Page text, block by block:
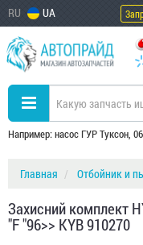
RU UA
Например: насос ГУР Туксон,
Главная Отбойник и
Захисний комплект
"F "96>> KYB 910270